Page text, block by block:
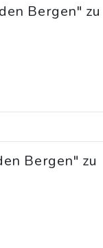
Bergen" zu
Bergen" zu